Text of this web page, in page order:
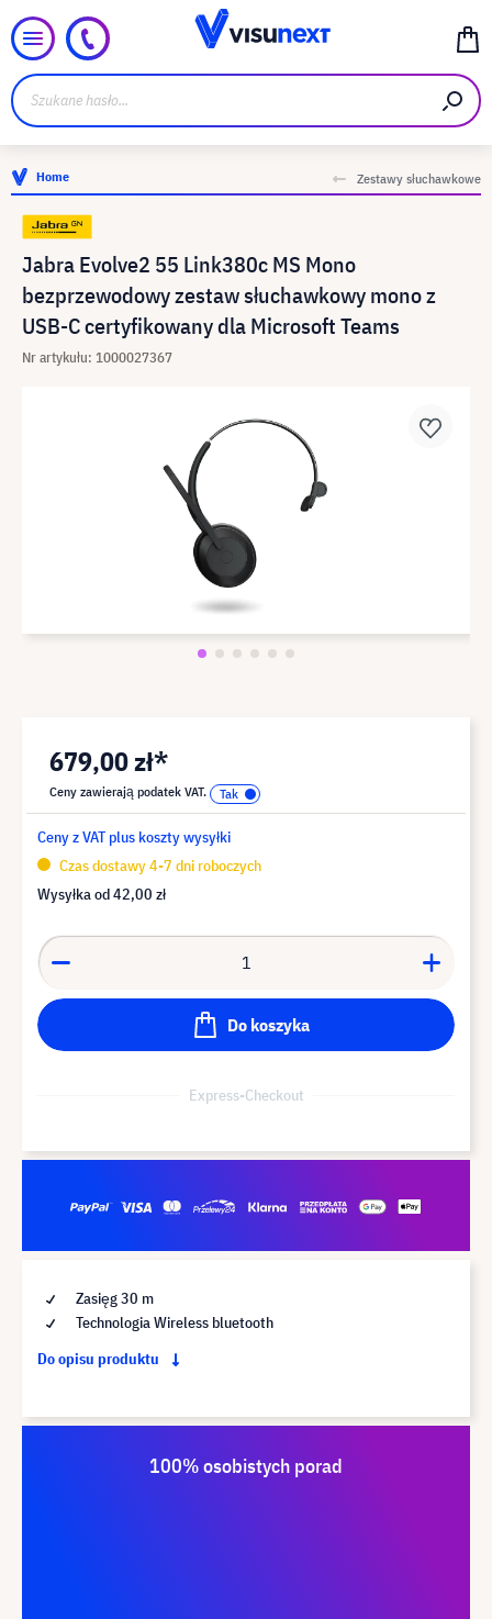
Home Zestawy słuchawkowe
Jabra Evolve2 55 Link380c MS Mono
bezprzewodowy zestaw słuchawkowy mono z
USB-C certyfikowany dla Microsoft Teams
Nr artykułu: 1000027367
679,00 zł*
Ceny zawierają podatek VAT.
Ceny z VAT plus koszty wysyłki
Czas dostawy 4-7 dni roboczych
Wysyłka od42,00 zł
Do koszyka
Express-Checkout
Zasięg 30 m
Technologia Wireless bluetooth
Do opisu produktu
100% osobistych porad